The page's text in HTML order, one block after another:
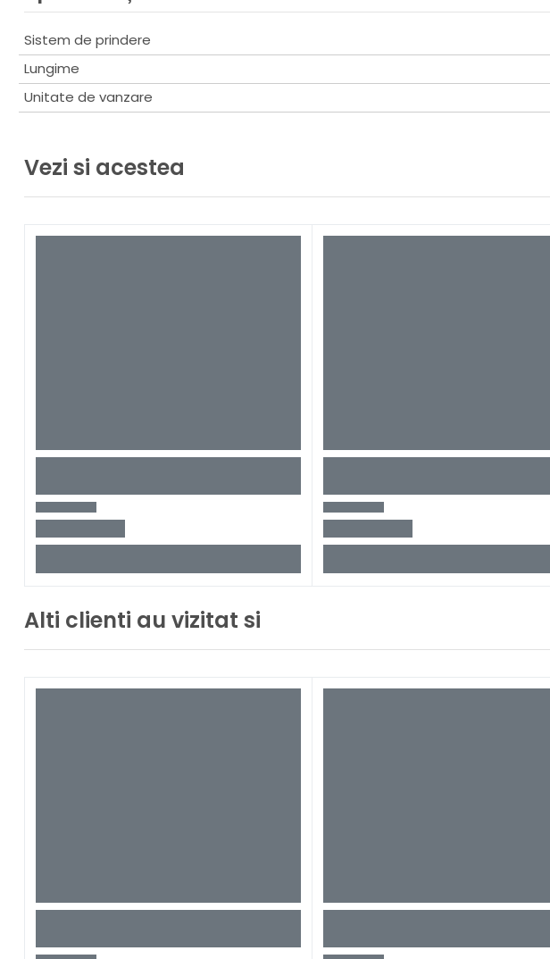
Sistem de prindere
Lungime
Unitate de vanzare
Vezi si acestea
Alti clienti au vizitat si